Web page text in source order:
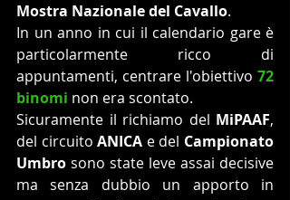
Mostra Nazionale del Cavallo.
In un anno in cui il calendario gare è
particolarmente ricco di
appuntamenti, centrare l'obiettivo 72
binomi non era scontato.
Sicuramente il richiamo del MiPAAF,
del circuito ANICA e del Campionato
Umbro sono state leve assai decisive
ma senza dubbio un apporto in